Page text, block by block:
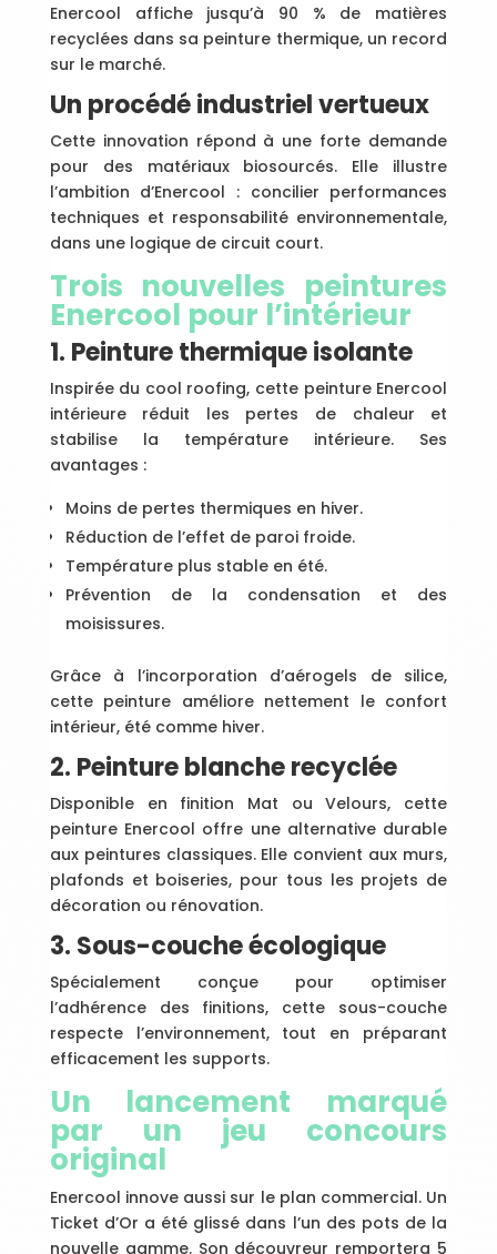
Enercool affiche jusqu’à 90 % de matières
recyclées dans sa peinture thermique, un record
sur le marché.
Un procédé industriel vertueux
Cette innovation répond à une forte demande
pour des matériaux biosourcés. Elle illustre
l’ambition d’Enercool : concilier performances
techniques et responsabilité environnementale,
dans une logique de circuit court.
Trois nouvelles peintures
Enercool pour l’intérieur
1. Peinture thermique isolante
Inspirée du cool roofing, cette peinture Enercool
intérieure réduit les pertes de chaleur et
stabilise la température intérieure. Ses
avantages :
Moins de pertes thermiques en hiver.
Réduction de l’effet de paroi froide.
Température plus stable en été.
Prévention de la condensation et des
moisissures.
Grâce à l’incorporation d’aérogels de silice,
cette peinture améliore nettement le confort
intérieur, été comme hiver.
2. Peinture blanche recyclée
Disponible en finition Mat ou Velours, cette
peinture Enercool offre une alternative durable
aux peintures classiques. Elle convient aux murs,
plafonds et boiseries, pour tous les projets de
décoration ou rénovation.
3. Sous-couche écologique
Spécialement conçue pour optimiser
l’adhérence des finitions, cette sous-couche
respecte l’environnement, tout en préparant
efficacement les supports.
Un lancement marqué
par un jeu concours
original
Enercool innove aussi sur le plan commercial. Un
Ticket d’Or a été glissé dans l’un des pots de la
nouvelle gamme. Son découvreur remportera 5